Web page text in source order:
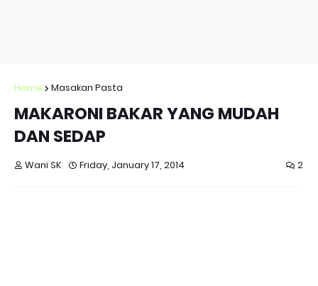
Home Masakan Pasta
MAKARONI BAKAR YANG MUDAH
DAN SEDAP
Wani SK Friday, January 17, 2014 2